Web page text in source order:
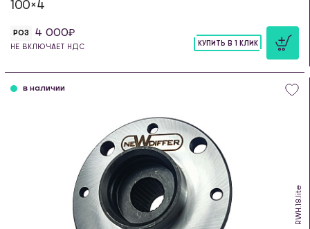
100×4
РОЗ 4 000
НЕ ВКЛЮЧАЕТ НДС
КУПИТЬ В 1 КЛИК
RWH.18.lite
в наличии